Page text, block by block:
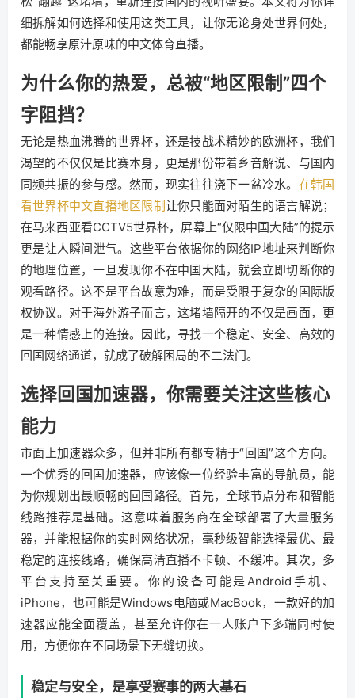
细拆解如何选择和使用这类工具，让你无论身处世界何处，
都能畅享原汁原味的中文体育直播。
为什么你的热爱，总被“地区限制”四个
字阻挡？
无论是热血沸腾的世界杯，还是技战术精妙的欧洲杯，我们
渴望的不仅仅是比赛本身，更是那份带着乡音解说、与国内
同频共振的参与感。然而，现实往往浇下一盆冷水。 在韩国
看世界杯中文直播地区限制让你只能面对陌生的语言解说；
在马来西亚看CCTV5世界杯，屏幕上“仅限中国大陆”的提示
更是让人瞬间泄气。这些平台依据你的网络IP地址来判断你
的地理位置，一旦发现你不在中国大陆，就会立即切断你的
观看路径。这不是平台故意为难，而是受限于复杂的国际版
权协议。对于海外游子而言，这堵墙隔开的不仅是画面，更
是一种情感上的连接。因此，寻找一个稳定、安全、高效的
回国网络通道，就成了破解困局的不二法门。
选择回国加速器，你需要关注这些核心
能力
市面上加速器众多，但并非所有都专精于“回国”这个方向。
一个优秀的回国加速器，应该像一位经验丰富的导航员，能
为你规划出最顺畅的回国路径。首先，全球节点分布和智能
线路推荐是基础。这意味着服务商在全球部署了大量服务
器，并能根据你的实时网络状况，毫秒级智能选择最优、最
稳定的连接线路，确保高清直播不卡顿、不缓冲。其次，多
平台支持至关重要。你的设备可能是Android手机、
iPhone，也可能是Windows电脑或MacBook，一款好的加
速器应能全面覆盖，甚至允许你在一人账户下多端同时使
用，方便你在不同场景下无缝切换。
稳定与安全，是享受赛事的两大基石